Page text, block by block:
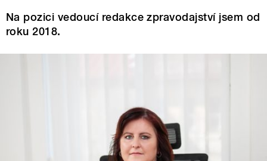
Na pozici vedoucí redakce zpravodajství jsem od
roku 2018.